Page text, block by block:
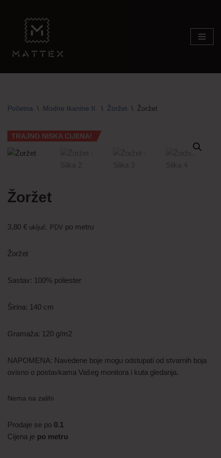
content
Početna \ Modne tkanine II. \ Žoržet \ Žoržet
TRAJNO NISKA CIJENA!
Žoržet
3,80 € uključ. PDV po metru
Žoržet
Sastav: 100% poliester
Širina: 140 cm
Gramaža: 120 g/m2
NAPOMENA: Navedene boje mogu odstupati od stvarnih boja
ovisno o postavkama Vašeg monitora i kuta gledanja.
Nema na zalihi
Prodaje se po 0.1
Cijena je po metru